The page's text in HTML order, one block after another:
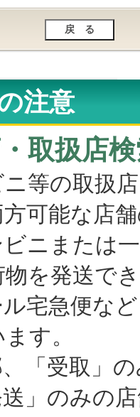
注意
・取扱店
等の取扱
可能な店
または一
物を発送で
急便など
す。
受取」の
のみの店